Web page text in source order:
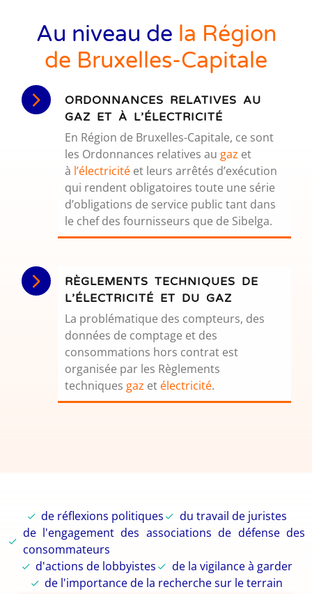
Au niveau de la Région
de Bruxelles-Capitale
ORDONNANCES RELATIVES AU
GAZ ET À L’ÉLECTRICITÉ
En Région de Bruxelles-Capitale, ce sont
les Ordonnances relatives au gaz et
à l’électricité et leurs arrêtés d’exécution
qui rendent obligatoires toute une série
d’obligations de service public tant dans
le chef des fournisseurs que de Sibelga.
RÈGLEMENTS TECHNIQUES DE
L’ÉLECTRICITÉ ET DU GAZ
La problématique des compteurs, des
données de comptage et des
consommations hors contrat est
organisée par les Règlements
techniques gaz et électricité.
de réflexions politiques
du travail de juristes
de l'engagement des associations de défense des
consommateurs
d'actions de lobbyistes
de la vigilance à garder
de l'importance de la recherche sur le terrain